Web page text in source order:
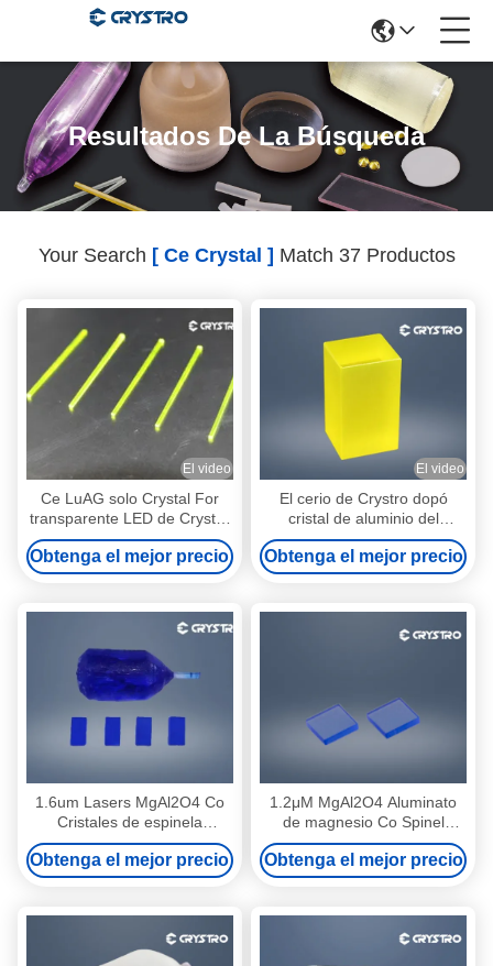
Resultados De La Búsqueda
Your Search [ Ce Crystal ] Match 37 Productos
El video
Ce LuAG solo Crystal For
transparente LED de Crystro
que enciende el uso
Obtenga el mejor precio
El video
El cerio de Crystro dopó
cristal de aluminio del
granate GAGG del galio del
Ce del gadolinio el solo
Obtenga el mejor precio
1.6um Lasers MgAl2O4 Co
Cristales de espinela
Resistente a los rayos UV sin
intrácvalidad
Obtenga el mejor precio
1.2μM MgAl2O4 Aluminato
de magnesio Co Spinel
Passive Q Switches
Obtenga el mejor precio